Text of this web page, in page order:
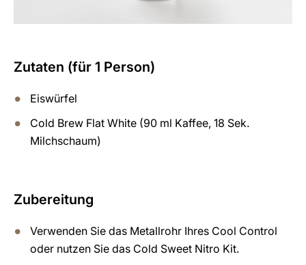
Zutaten (für 1 Person)
Eiswürfel
Cold Brew Flat White (90 ml Kaffee, 18 Sek.
Milchschaum)
Zubereitung
Verwenden Sie das Metallrohr Ihres Cool Control
oder nutzen Sie das Cold Sweet Nitro Kit.